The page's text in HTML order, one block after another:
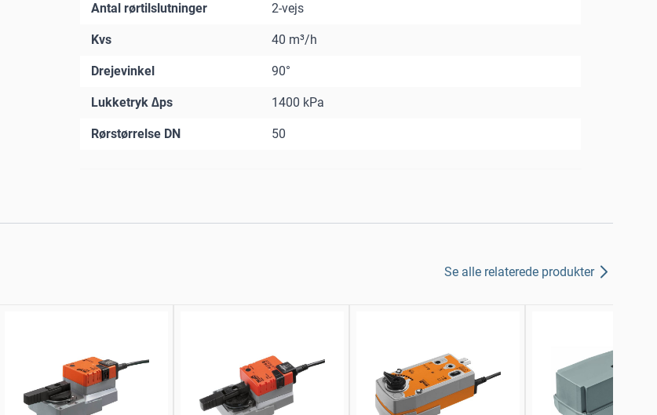
Antal rørtilslutninger 2-vejs
Kvs 40 m³/h
Drejevinkel 90°
Lukketryk ∆ps 1400 kPa
Rørstørrelse DN 50
Se alle relaterede produkter